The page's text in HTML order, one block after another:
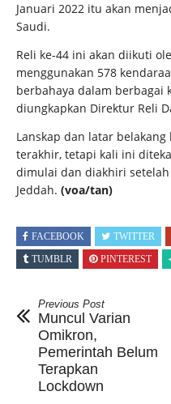
Januari 2022 itu akan
Saudi.
Reli ke-44 ini akan diikuti
menggunakan 578
berbahaya dalam berbagai
diungkapkan Direktur Reli
Lanskap dan latar
terakhir, tetapi kali ini
dimulai dan diakhiri
Jeddah. (voa/tan)
FACEBOOK TWITTER
TUMBLR
PINTEREST
Previous Post
Muncul Varian
Omikron,
Pemerintah Belum
Terapkan
Lockdown